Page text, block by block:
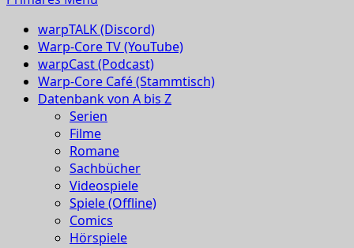
warpTALK (Discord)
Warp-Core TV (YouTube)
warpCast (Podcast)
Warp-Core Café (Stammtisch)
Datenbank von A bis Z
Serien
Filme
Romane
Sachbücher
Videospiele
Spiele (Offline)
Comics
Hörspiele